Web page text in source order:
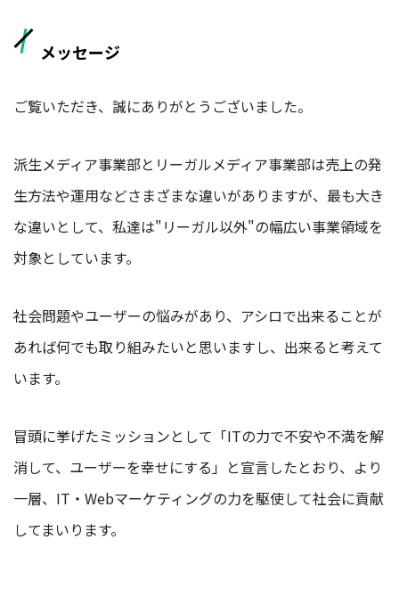
メ
ー
ー
テ
ィ
グ
メッセージ
ご覧いただき、誠にありがとうございました。
派生メディア事業部とリーガルメディア事業部は売上の発
生方法や運用などさまざまな違いがありますが、最も大き
な違いとして、私達は"リーガル以外"の幅広い事業領域を
対象としています。
社会問題やユーザーの悩みがあり、アシロで出来ることが
あれば何でも取り組みたいと思いますし、出来ると考えて
います。
冒頭に挙げたミッションとして「ITの力で不安や不満を解
消して、ユーザーを幸せにする」と宣言したとおり、より
一層、IT・Webマーケティングの力を駆使して社会に貢献
してまいります。